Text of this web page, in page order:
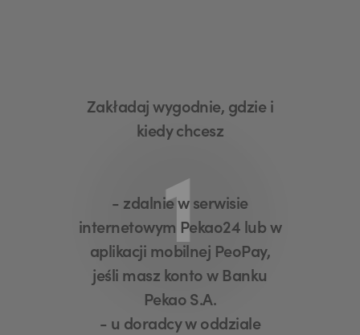
1
Zakładaj wygodnie, gdzie i
kiedy chcesz
- zdalnie w serwisie
internetowym Pekao24 lub w
aplikacji mobilnej PeoPay,
jeśli masz konto w Banku
Pekao S.A.
- u doradcy w oddziale